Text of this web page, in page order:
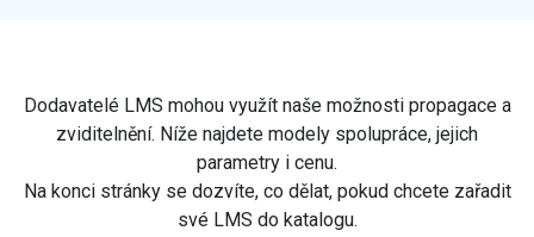
Dodavatelé LMS mohou využít naše možnosti propagace a
zviditelnění. Níže najdete modely spolupráce, jejich
parametry i cenu.
Na konci stránky se dozvíte, co dělat, pokud chcete zařadit
své LMS do katalogu.